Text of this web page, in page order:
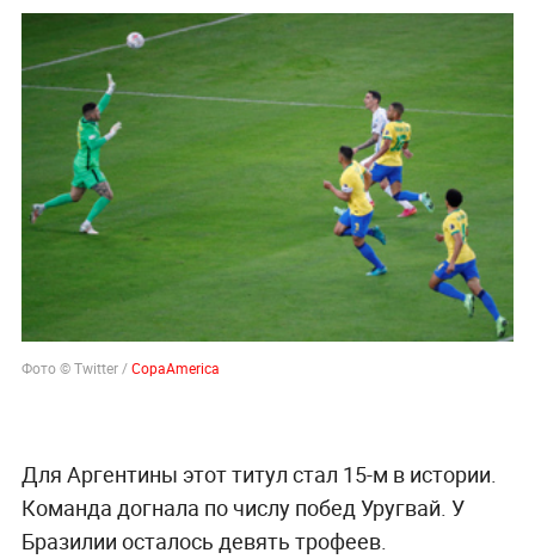
Фото © Twitter /CopaAmerica
Для Аргентины этот титул стал 15-м в истории.
Команда догнала по числу побед Уругвай. У
Бразилии осталось девять трофеев.